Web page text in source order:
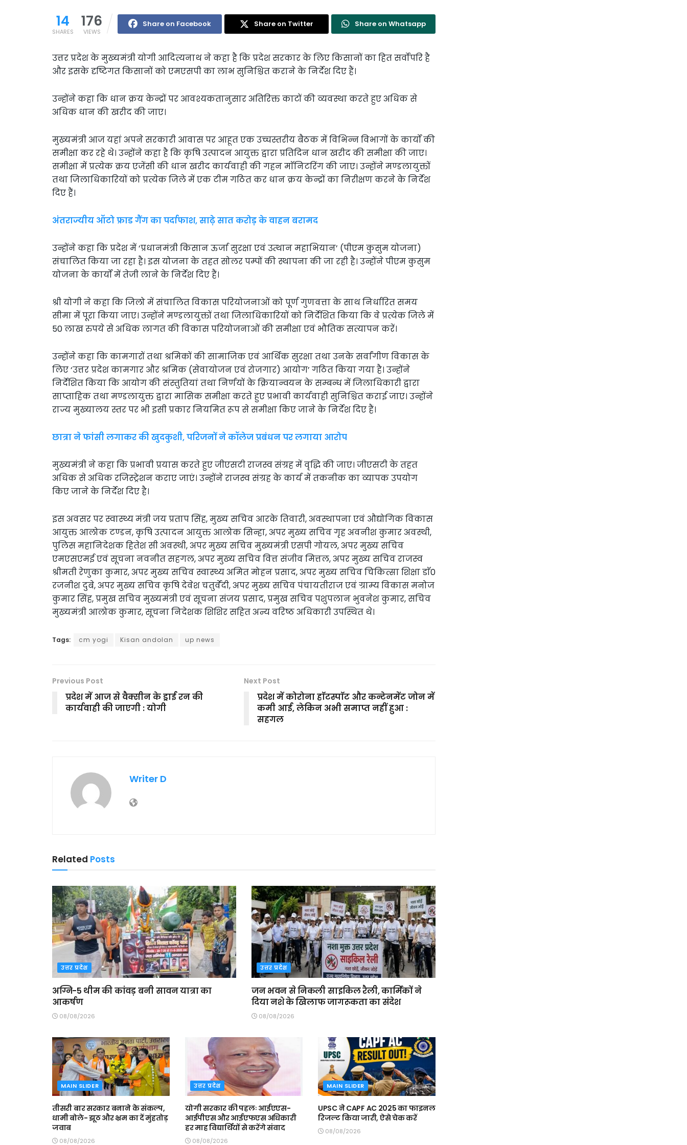
14
SHARES
176
VIEWS
Share on Facebook Share on Twitter Share on Whatsapp
उत्तर प्रदेश के मुख्यमंत्री योगी आदित्यनाथ ने कहा है कि प्रदेश सरकार के लिए किसानों का हित सर्वोपरि है
और इसके दृष्टिगत किसानों को एमएसपी का लाभ सुनिश्चित कराने के निर्देश दिए हैं।
उन्होंने कहा कि धान क्रय केन्द्रों पर आवश्यकतानुसार अतिरिक्त काटों की व्यवस्था करते हुए अधिक से
अधिक धान की खरीद की जाए।
मुख्यमंत्री आज यहां अपने सरकारी आवास पर आहूत एक उच्चस्तरीय बैठक में विभिन्न विभागों के कार्यों की
समीक्षा कर रहे थे। उन्होंने कहा है कि कृषि उत्पादन आयुक्त द्वारा प्रतिदिन धान खरीद की समीक्षा की जाए।
समीक्षा में प्रत्येक क्रय एजेंसी की धान खरीद कार्यवाही की गहन माॅनिटरिंग की जाए। उन्होंने मण्डलायुक्तों
तथा जिलाधिकारियों को प्रत्येक जिले में एक टीम गठित कर धान क्रय केन्द्रों का निरीक्षण करने के निर्देश
दिए हैं।
अंतराज्यीय ऑटो फ्राड गैंग का पर्दाफाश, साढ़े सात करोड़ के वाहन बरामद
उन्होंने कहा कि प्रदेश में ‘प्रधानमंत्री किसान ऊर्जा सुरक्षा एवं उत्थान महाभियान’ (पीएम कुसुम योजना)
संचालित किया जा रहा है। इस योजना के तहत सोलर पम्पों की स्थापना की जा रही है। उन्होंने पीएम कुसुम
योजना के कार्यों में तेजी लाने के निर्देश दिए हैं।
श्री योगी ने कहा कि जिलो में संचालित विकास परियोजनाओं को पूर्ण गुणवत्ता के साथ निर्धारित समय
सीमा में पूरा किया जाए। उन्होंने मण्डलायुक्तों तथा जिलाधिकारियों को निर्देशित किया कि वे प्रत्येक जिले में
50 लाख रुपये से अधिक लागत की विकास परियोजनाओं की समीक्षा एवं भौतिक सत्यापन करें।
उन्होंने कहा कि कामगारों तथा श्रमिकों की सामाजिक एवं आर्थिक सुरक्षा तथा उनके सर्वांगीण विकास के
लिए ‘उत्तर प्रदेश कामगार और श्रमिक (सेवायोजन एवं रोजगार) आयोग’ गठित किया गया है। उन्होंने
निर्देशित किया कि आयोग की संस्तुतियां तथा निर्णयों के क्रियान्वयन के सम्बन्ध में जिलाधिकारी द्वारा
साप्ताहिक तथा मण्डलायुक्त द्वारा मासिक समीक्षा करते हुए प्रभावी कार्यवाही सुनिश्चित कराई जाए। उन्होंने
राज्य मुख्यालय स्तर पर भी इसी प्रकार नियमित रूप से समीक्षा किए जाने के निर्देश दिए हैं।
छात्रा ने फांसी लगाकर की खुदकुशी, परिजनों ने कॉलेज प्रबंधन पर लगाया आरोप
मुख्यमंत्री ने कहा कि प्रभावी प्रयास करते हुए जीएसटी राजस्व संग्रह में वृद्धि की जाए। जीएसटी के तहत
अधिक से अधिक रजिस्ट्रेशन कराए जाएं। उन्होंने राजस्व संग्रह के कार्य में तकनीक का व्यापक उपयोग
किए जाने के निर्देश दिए है।
इस अवसर पर स्वास्थ्य मंत्री जय प्रताप सिंह, मुख्य सचिव आरके तिवारी, अवस्थापना एवं औद्योगिक विकास
आयुक्त आलोक टण्डन, कृषि उत्पादन आयुक्त आलोक सिन्हा, अपर मुख्य सचिव गृह अवनीश कुमार अवस्थी,
पुलिस महानिदेशक हितेश सी अवस्थी, अपर मुख्य सचिव मुख्यमंत्री एसपी गोयल, अपर मुख्य सचिव
एमएसएमई एवं सूचना नवनीत सहगल, अपर मुख्य सचिव वित्त संजीव मित्तल, अपर मुख्य सचिव राजस्व
श्रीमती रेणुका कुमार, अपर मुख्य सचिव स्वास्थ्य अमित मोहन प्रसाद, अपर मुख्य सचिव चिकित्सा शिक्षा डाॅ0
रजनीश दुबे, अपर मुख्य सचिव कृषि देवेश चतुर्वेदी, अपर मुख्य सचिव पंचायतीराज एवं ग्राम्य विकास मनोज
कुमार सिंह, प्रमुख सचिव मुख्यमंत्री एवं सूचना संजय प्रसाद, प्रमुख सचिव पशुपलान भुवनेश कुमार, सचिव
मुख्यमंत्री आलोक कुमार, सूचना निदेशक शिशिर सहित अन्य वरिष्ठ अधिकारी उपस्थित थे।
Tags: cm yogi Kisan andolan up news
Previous Post
प्रदेश में आज से वैक्सीन के ड्राई रन की
कार्यवाही की जाएगी : योगी
Next Post
प्रदेश में कोरोना हाॅटस्पाॅट और कन्टेनमेंट जोन में
कमी आई, लेकिन अभी समाप्त नहीं हुआ :
सहगल
Writer D
Related Posts
उत्तर प्रदेश
अग्नि-5 थीम की कांवड़ बनी सावन यात्रा का
आकर्षण
08/08/2026
उत्तर प्रदेश
जन भवन से निकली साइकिल रैली, कार्मिकों ने
दिया नशे के खिलाफ जागरूकता का संदेश
08/08/2026
MAIN SLIDER
तीसरी बार सरकार बनाने के संकल्प,
धामी बोले- झूठ और भ्रम का दें मुंहतोड़
जवाब
08/08/2026
उत्तर प्रदेश
योगी सरकार की पहलः आईएएस-
आईपीएस और आईएफएस अधिकारी
हर माह विद्यार्थियों से करेंगे संवाद
08/08/2026
MAIN SLIDER
UPSC ने CAPF AC 2025 का फाइनल
रिजल्ट किया जारी, ऐसे चेक करें
08/08/2026